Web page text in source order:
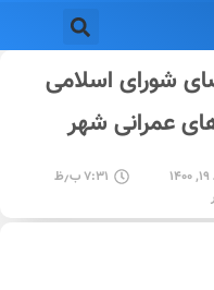
شورای اسلامی
عمرانی شهر
۷:۳۱ ب٫ظ